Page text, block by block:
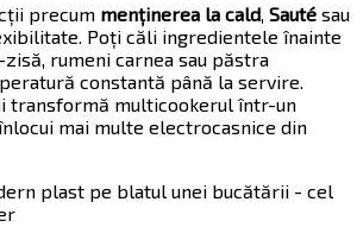
precum menținerea la cald Sauté sau
Poți căli ingredientele înainte
rumeni carnea sau păstra
constantă până la servire.
transformă multicookerul într-un
mai multe electrocasnice din